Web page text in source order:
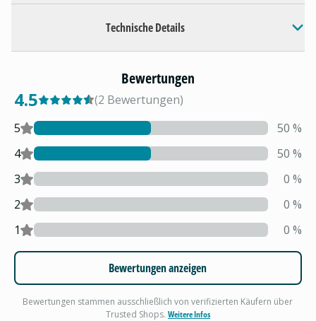
Technische Details
Bewertungen
4.5 (2 Bewertungen)
5
50 %
4
50 %
3
0 %
2
0 %
1
0 %
Bewertungen anzeigen
Bewertungen stammen ausschließlich von verifizierten Käufern über
Trusted Shops. Weitere Infos